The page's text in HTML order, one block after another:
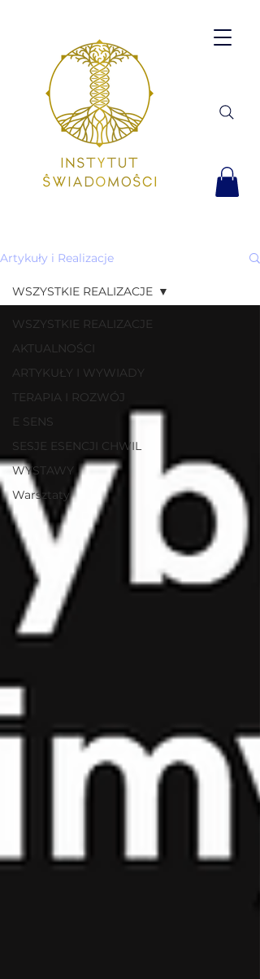
Artykuły i Realizacje
WSZYSTKIE REALIZACJE
AKTUALNOŚCI
ARTYKUŁY I WYWIADY
TERAPIA I ROZWÓJ
E SENS
SESJE ESENCJI CHWIL
WYSTAWY
Warsztaty
WSZYSTKIE REALIZACJE